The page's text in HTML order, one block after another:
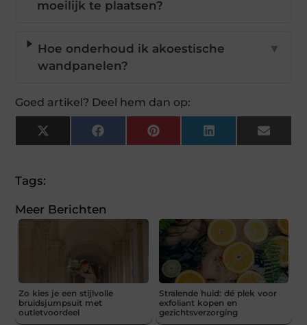
moeilijk te plaatsen?
Hoe onderhoud ik akoestische
wandpanelen?
▼
Goed artikel? Deel hem dan op:
X
(Twitter)
FacebookPinterestLinkedInEmail
Tags:
Meer Berichten
Zo kies je een stijlvolle
bruidsjumpsuit met
outletvoordeel
Stralende huid: dé plek voor
exfoliant kopen en
gezichtsverzorging